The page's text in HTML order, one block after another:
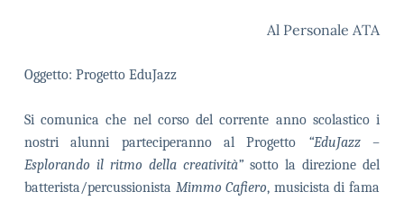
Al Personale ATA
Oggetto: Progetto EduJazz
Si comunica che nel corso del corrente anno scolastico i
nostri alunni parteciperanno al Progetto “EduJazz –
Esplorando il ritmo della creatività” sotto la direzione del
batterista/percussionista Mimmo Cafiero, musicista di fama